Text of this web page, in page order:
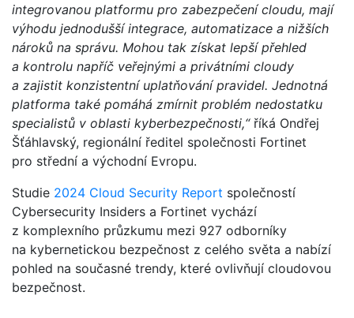
integrovanou platformu pro zabezpečení cloudu, mají
výhodu jednodušší integrace, automatizace a nižších
nároků na správu. Mohou tak získat lepší přehled
a kontrolu napříč veřejnými a privátními cloudy
a zajistit konzistentní uplatňování pravidel. Jednotná
platforma také pomáhá zmírnit problém nedostatku
specialistů v oblasti kyberbezpečnosti,“ říká Ondřej
Šťáhlavský, regionální ředitel společnosti Fortinet
pro střední a východní Evropu.
Studie 2024 Cloud Security Report společností
Cybersecurity Insiders a Fortinet vychází
z komplexního průzkumu mezi 927 odborníky
na kybernetickou bezpečnost z celého světa a nabízí
pohled na současné trendy, které ovlivňují cloudovou
bezpečnost.